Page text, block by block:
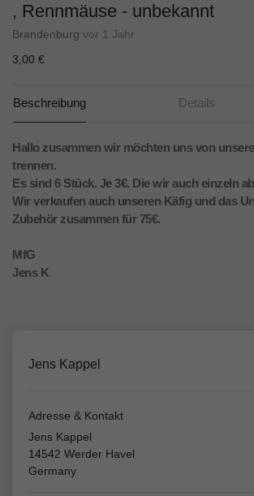
, Rennmäuse - unbekannt
Brandenburg vor 1 Jahr
3,00 €
Beschreibung Details
Hallo zusammen wir möchten uns von
trennen.
Es sind 6 Stück. Je 3€. Die wir auch einzeln
Wir verkaufen auch unseren Käfig und das
Zubehör zusammen für 75€.
MfG
Jens K
Jens Kappel
Adresse & Kontakt
Jens Kappel
14542 Werder Havel
Germany